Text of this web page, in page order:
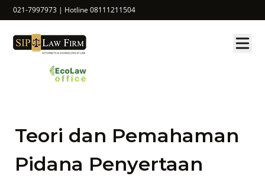
021-7997973 | Hotline 08111211504
Teori dan Pemahaman
Pidana Penyertaan